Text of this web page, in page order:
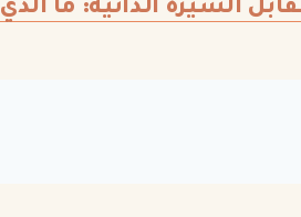
السيرة الذاتية: ما الذي